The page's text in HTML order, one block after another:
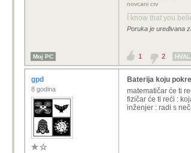
novcani crv
I know that you
Poruka je uređivana
Moj PC 1 2
gpd
8 godina
Baterija koju
matematičar će ti
fizičar će ti reći :
inženjer : radi s